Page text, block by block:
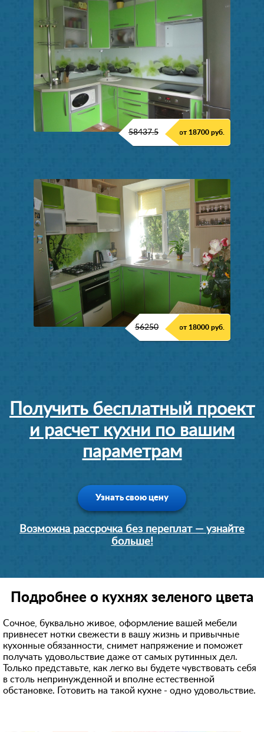
58437.5 от 18700 руб.
56250 от 18000 руб.
Получить бесплатный проект
и расчет кухни по вашим
параметрам
Узнать свою цену
Возможна рассрочка без переплат — узнайте
больше!
Подробнее о кухнях зеленого цвета
Сочное, буквально живое, оформление вашей мебели
привнесет нотки свежести в вашу жизнь и привычные
кухонные обязанности, снимет напряжение и поможет
получать удовольствие даже от самых рутинных дел.
Только представьте, как легко вы будете чувствовать себя
в столь непринужденной и вполне естественной
обстановке. Готовить на такой кухне - одно удовольствие.